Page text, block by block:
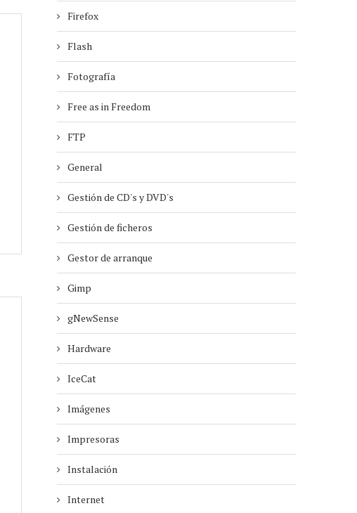
Firefox
Flash
Fotografía
Free as in Freedom
FTP
General
Gestión de CD's y DVD's
Gestión de ficheros
Gestor de arranque
Gimp
gNewSense
Hardware
IceCat
Imágenes
Impresoras
Instalación
Internet